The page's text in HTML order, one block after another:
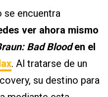
se encuentra
ver ahora mismo
Bad Blooden el
. Al tratarse de un
su destino para